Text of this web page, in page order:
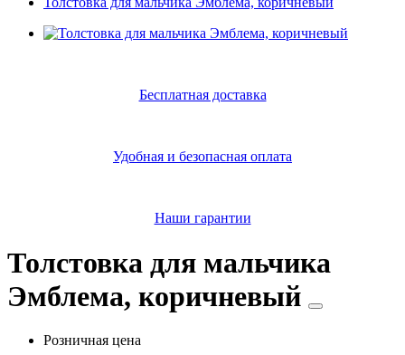
Бесплатная доставка
Удобная и безопасная оплата
Наши гарантии
Толстовка для мальчика
Эмблема, коричневый
Розничная цена